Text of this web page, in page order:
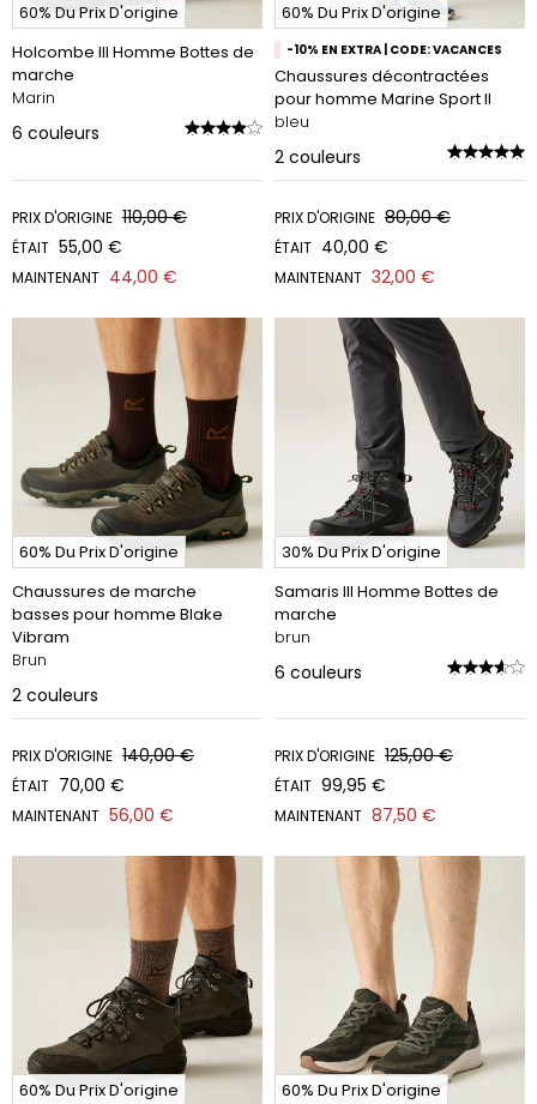
60% Du Prix D'origine
Holcombe III Homme Bottes de
marche
Marin
6 couleurs
PRIX D'ORIGINE 110,00 €
ÉTAIT 55,00 €
MAINTENANT 44,00 €
60% Du Prix D'origine
-10% EN EXTRA | CODE: VACANCES
Chaussures décontractées
pour homme Marine Sport II
bleu
2 couleurs
PRIX D'ORIGINE 80,00 €
ÉTAIT 40,00 €
MAINTENANT 32,00 €
60% Du Prix D'origine
Chaussures de marche
basses pour homme Blake
Vibram
Brun
2 couleurs
PRIX D'ORIGINE 140,00 €
ÉTAIT 70,00 €
MAINTENANT 56,00 €
30% Du Prix D'origine
Samaris III Homme Bottes de
marche
brun
6 couleurs
PRIX D'ORIGINE 125,00 €
ÉTAIT 99,95 €
MAINTENANT 87,50 €
60% Du Prix D'origine 60% Du Prix D'origine